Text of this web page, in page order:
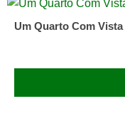
Um Quarto Com